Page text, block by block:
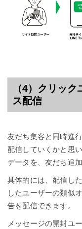
（4）クリッ
ス配信
友だち集客と同時進
配信していくかと思
データを、友だち追
具体的には、配信し
したユーザーの類似
告を配信できます。
メッセージの開封ユ